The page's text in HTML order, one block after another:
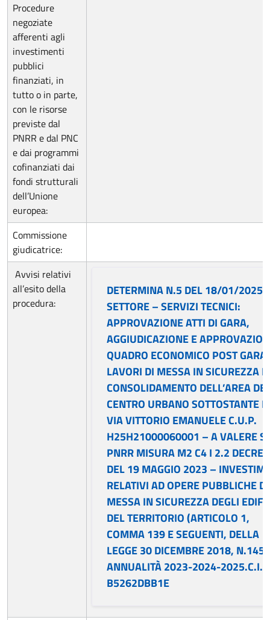
Procedure
negoziate
afferenti agli
investimenti
pubblici
finanziati, in
tutto o in parte,
con le risorse
previste dal
PNRR e dal PNC
e dai programmi
cofinanziati dai
fondi strutturali
dell’Unione
europea:
Commissione
giudicatrice:
Avvisi relativi
all’esito della
procedura:
DETERMINA N.5 DEL 18/01/2025
SETTORE – SERVIZI TECNICI:
APPROVAZIONE ATTI DI GARA,
AGGIUDICAZIONE E
QUADRO ECONOMICO POST GARA
LAVORI DI MESSA IN SICUREZZA E
CONSOLIDAMENTO DELL’AREA
CENTRO URBANO SOTTOSTANTE
VIA VITTORIO EMANUELE C.U.P.
H25H21000060001 – A VALERE
PNRR MISURA M2 C4 I 2.2
DEL 19 MAGGIO 2023 –
RELATIVI AD OPERE PUBBLICHE DI
MESSA IN SICUREZZA DEGLI
DEL TERRITORIO (ARTICOLO 1,
COMMA 139 E SEGUENTI, DELLA
LEGGE 30 DICEMBRE 2018,
ANNUALITÀ 2023-2024-
B5262DBB1E